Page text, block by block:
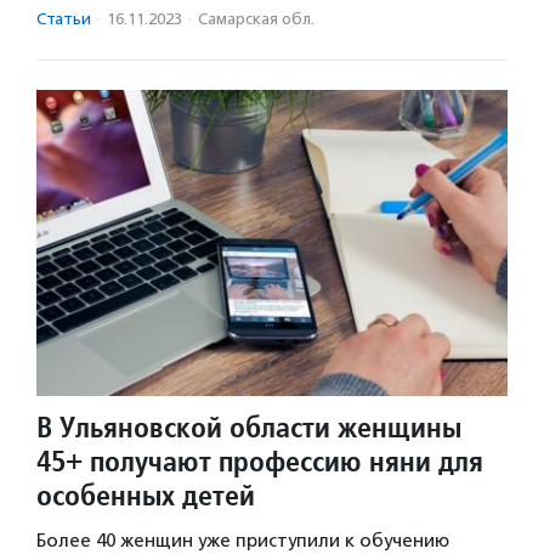
Статьи · 16.11.2023 · Самарская обл.
В Ульяновской области женщины
45+ получают профессию няни для
особенных детей
Более 40 женщин уже приступили к обучению